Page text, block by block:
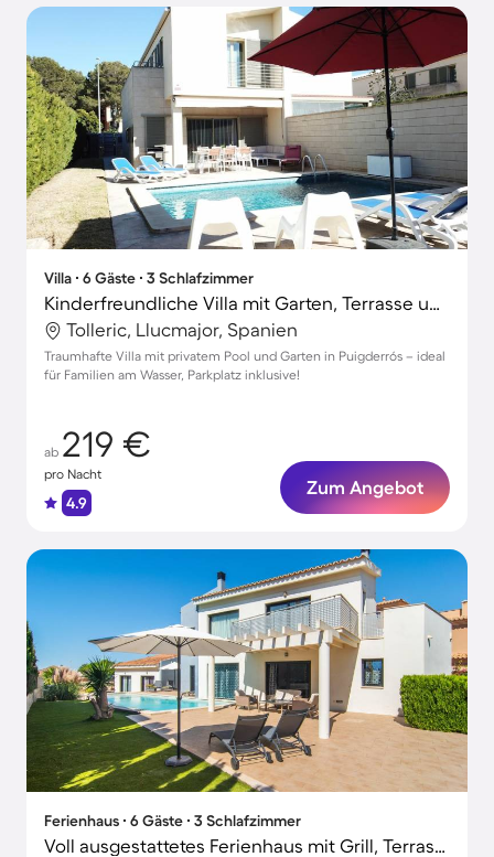
Villa ∙ 6 Gäste ∙ 3 Schlafzimmer
Kinderfreundliche Villa mit Garten, Terrasse und Grill
Tolleric, Llucmajor, Spanien
Traumhafte Villa mit privatem Pool und Garten in Puigderrós – ideal
für Familien am Wasser, Parkplatz inklusive!
ab 219 €
pro Nacht
4.9
Zum Angebot
Ferienhaus ∙ 6 Gäste ∙ 3 Schlafzimmer
Voll ausgestattetes Ferienhaus mit Grill, Terrasse und privatem Pool | Meerblick